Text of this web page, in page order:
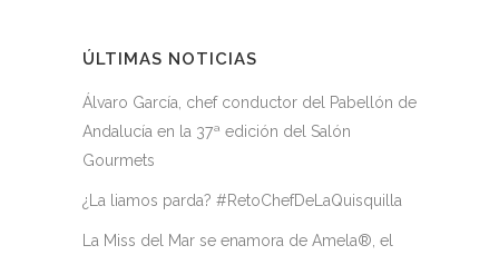
ÚLTIMAS NOTICIAS
Álvaro García, chef conductor del Pabellón de
Andalucía en la 37ª edición del Salón
Gourmets
¿La liamos parda? #RetoChefDeLaQuisquilla
La Miss del Mar se enamora de Amela®, el